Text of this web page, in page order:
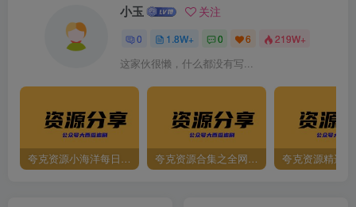
小玉 关注
0 1.8W+ 0 6 219W+
这家伙很懒，什么都没有写...
夸克资源小海洋每日更新资源大汇总（持续更新） 夸克资源合集之全网影视 夸克资源精选